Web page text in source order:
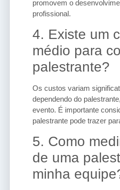
promovem o
profissional.
4. Existe um
médio para
palestrante?
Os custos variam
dependendo do
evento. É importante
palestrante pode trazer
5. Como
de uma
minha